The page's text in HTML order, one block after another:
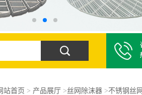
站首页 > 产品展厅 >丝网除沫器>不锈钢丝